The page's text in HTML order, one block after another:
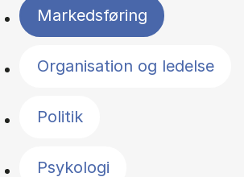
Markedsføring
Organisation og ledelse
Politik
Psykologi